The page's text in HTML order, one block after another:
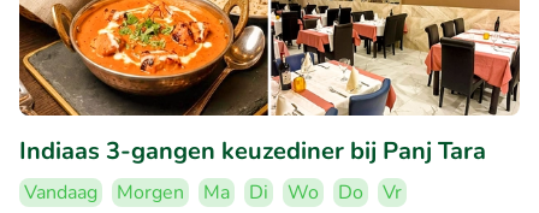
Indiaas 3-gangen keuzediner bij Panj Tara
Vandaag Morgen Ma Di Wo Do
Vr